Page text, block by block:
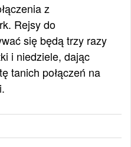
z
Rejsy do
się będą trzy razy
i niedziele, dając
tanich połączeń na